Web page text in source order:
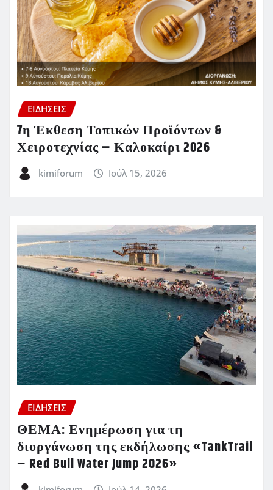
ΕΙΔΗΣΕΙΣ
7η Έκθεση Τοπικών Προϊόντων &
Χειροτεχνίας – Καλοκαίρι 2026
kimiforum Ιούλ 15, 2026
ΕΙΔΗΣΕΙΣ
ΘΕΜΑ: Ενημέρωση για τη
διοργάνωση της εκδήλωσης «TankTrail
– Red Bull Water Jump 2026»